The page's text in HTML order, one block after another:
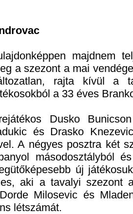
majdnem
a szezont a mai
rajta kívül a
a 33 éves
Dusko
és Drasko
A négyes posztra két
másodosztályból
új
aki a tavalyi szezont
Milosevic és
létszámát.